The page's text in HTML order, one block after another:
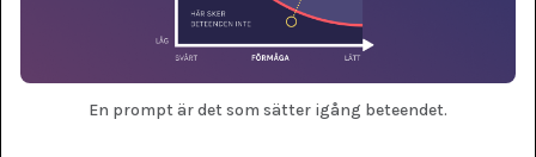
En prompt är det som sätter igång beteendet.